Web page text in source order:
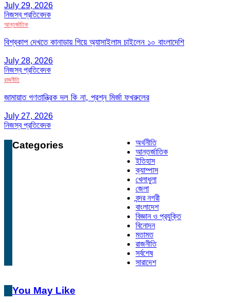
July 29, 2026
নিজস্ব প্রতিবেদক
আন্তর্জাতিক
বিশ্বকাপ দেখতে কানাডায় গিয়ে অ্যাসাইলাম চাইলেন ১০ বাংলাদেশি
July 28, 2026
নিজস্ব প্রতিবেদক
রাজনীতি
জামায়াত গণতান্ত্রিক দল কি না, প্রশ্ন মির্জা ফখরুলের
July 27, 2026
নিজস্ব প্রতিবেদক
Categories
অর্থনীতি
আন্তর্জাতিক
ইতিহাস
ক্যাম্পাস
খেলাধুলা
জেলা
বন্দর নগরী
বাংলাদেশ
বিজ্ঞান ও প্রযুক্তি
বিনোদন
মতামত
রাজনীতি
সর্বশেষ
সারাদেশ
You May Like